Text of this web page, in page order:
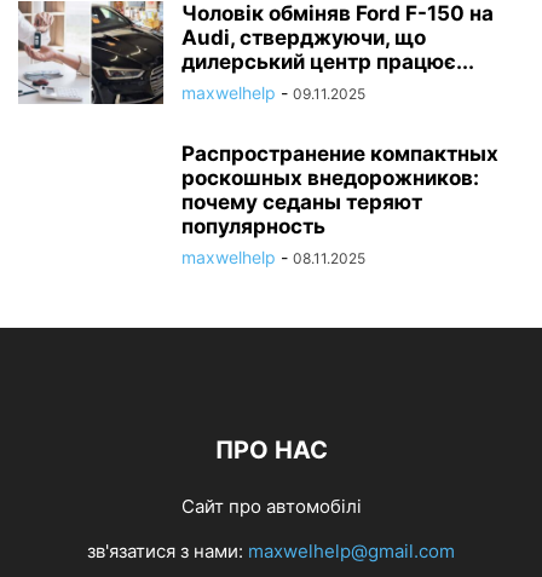
Чоловік обміняв Ford F-150 на
Audi, стверджуючи, що
дилерський центр працює...
maxwelhelp - 09.11.2025
Распространение компактных
роскошных внедорожников:
почему седаны теряют
популярность
maxwelhelp - 08.11.2025
ПРО НАС
Сайт про автомобілі
зв'язатися з нами: maxwelhelp@gmail.com